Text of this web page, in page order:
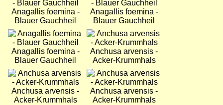
Anagallis foemina -
Blauer Gauchheil
Anagallis foemina -
Blauer Gauchheil
Bild
Anagallis foemina -
Blauer Gauchheil
Bild
Anchusa arvensis -
Acker-Krummhals
Bild
Anchusa arvensis -
Acker-Krummhals
Bild
Anchusa arvensis -
Acker-Krummhals